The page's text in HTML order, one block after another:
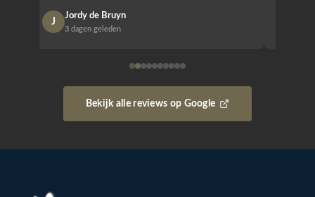
J
Jordy de Bruyn
3 dagen geleden
Bekijk alle reviews op Google